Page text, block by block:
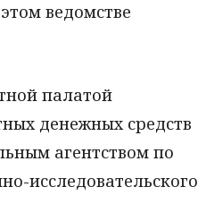
ведомстве
палатой
денежных средств
агентством по
исследовательского